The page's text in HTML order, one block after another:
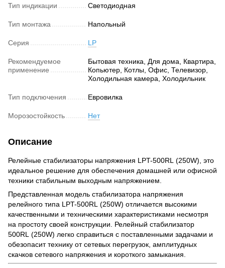
Тип индикации Светодиодная
Тип монтажа Напольный
Серия LP
Рекомендуемое
применение
Бытовая техника, Для дома, Квартира,
Копьютер, Котлы, Офис, Телевизор,
Холодильная камера, Холодильник
Тип подключения Евровилка
Морозостойкость Нет
Описание
Релейные стабилизаторы напряжения LPT-500RL (250W), это
идеальное решение для обеспечения домашней или офисной
техники стабильным выходным напряжением.
Представленная модель стабилизатора напряжения
релейного типа LPT-500RL (250W) отличается высокими
качественными и техническими характеристиками несмотря
на простоту своей конструкции. Релейный стабилизатор
500RL (250W) легко справиться с поставленными задачами и
обезопасит технику от сетевых перегрузок, амплитудных
скачков сетевого напряжения и короткого замыкания.